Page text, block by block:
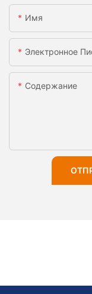
Имя
Электронное
Содержание